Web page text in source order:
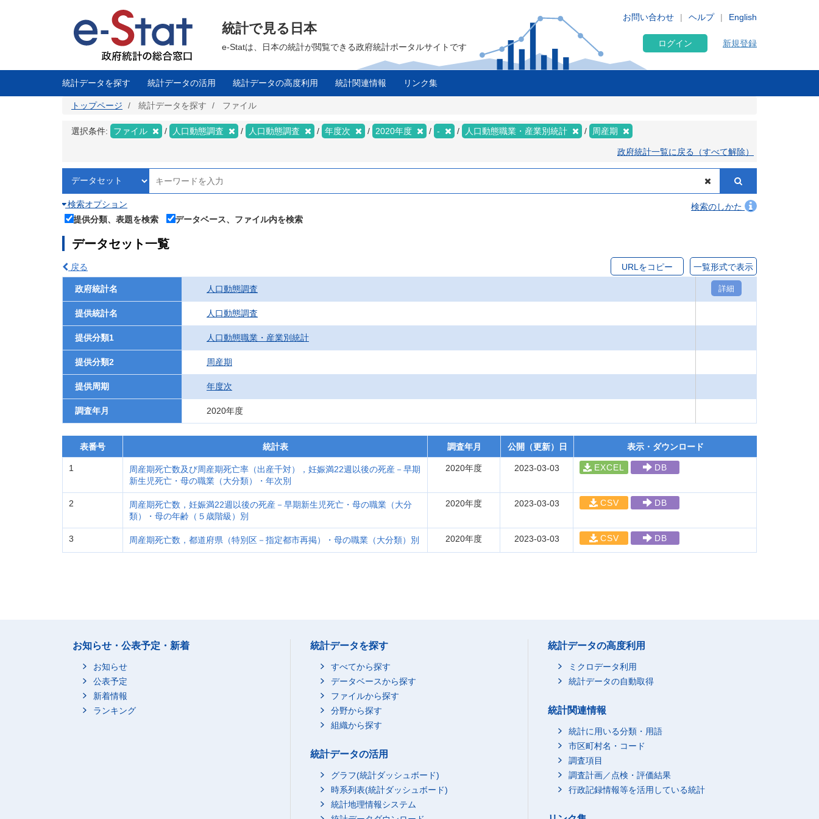
に
English
お問い合わせ ヘルプ
統計で見る日本
e-Statは、日本の統計が閲覧できる政府統計ポータルサイトです ログイン 新規登録
統計データを探す 統計データの活用 統計データの高度利用 統計関連情報 リンク集
トップページ 統計データを探す ファイル
選択条件: ファイル 人口動態調査 人口動態調査 年度次 2020年度 - 人口動態職業・産業別統計 周産期
政府統計一覧に戻る（すべて解除）
検索オプション
検索のしかた
提供分類、表題を検索
データベース、ファイル内を検索
データセット一覧
戻る URLをコピー 一覧形式で表示
政府統計名 人口動態調査 詳細
提供統計名 人口動態調査
提供分類1 人口動態職業・産業別統計
提供分類2 周産期
提供周期 年度次
調査年月 2020年度
表番号 統計表 調査年月 公開（更新）日 表示・ダウンロード
1
周産期死亡数及び周産期死亡率（出産千対），妊娠満22週以後の死産－早期
新生児死亡・母の職業（大分類）・年次別
2020年度 2023-03-03 EXCEL DB
2
周産期死亡数，妊娠満22週以後の死産－早期新生児死亡・母の職業（大分
類）・母の年齢（５歳階級）別
2020年度 2023-03-03 CSV DB
3 周産期死亡数，都道府県（特別区－指定都市再掲）・母の職業（大分類）別 2020年度 2023-03-03 CSV DB
お知らせ・公表予定・新着
お知らせ
公表予定
新着情報
ランキング
統計データを探す
すべてから探す
データベースから探す
ファイルから探す
分野から探す
組織から探す
統計データの活用
グラフ(統計ダッシュボード)
時系列表(統計ダッシュボード)
統計地理情報システム
統計データの高度利用
ミクロデータ利用
統計データの自動取得
統計関連情報
統計に用いる分類・用語
市区町村名・コード
調査項目
調査計画／点検・評価結果
行政記録情報等を活用している統計